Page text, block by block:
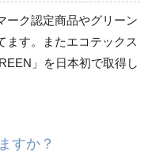
ーゴパンツ
春夏カーゴパンツ作業
ズボン
ズボン
ーク認定商品やグリーン
ます。またエコテックス
」を日本初で取得し
すか？